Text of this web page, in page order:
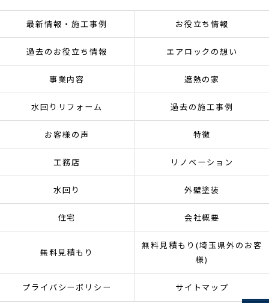
最新情報・施工事例 お役立ち情報
過去のお役立ち情報 エアロックの想い
事業内容 遮熱の家
水回りリフォーム 過去の施工事例
お客様の声 特徴
工務店 リノベーション
水回り 外壁塗装
住宅 会社概要
無料見積もり
無料見積もり(埼玉県外のお客
様)
プライバシーポリシー サイトマップ